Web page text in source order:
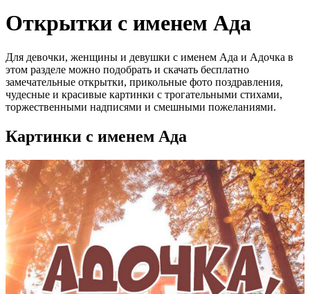
Открытки с именем Ада
Для девочки, женщины и девушки с именем Ада и Адочка в
этом разделе можно подобрать и скачать бесплатно
замечательные открытки, прикольные фото поздравления,
чудесные и красивые картинки с трогательными стихами,
торжественными надписями и смешными пожеланиями.
Картинки с именем Ада